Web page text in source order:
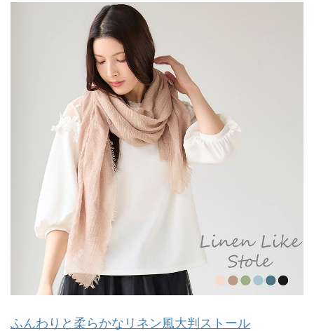
ふんわりと柔らかなリネン風大判ストール